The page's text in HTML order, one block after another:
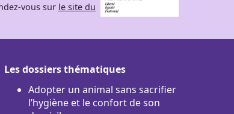
vous sur le site du
Les dossiers thématiques
Adopter un animal sans sacrifier
l’hygiène et le confort de son